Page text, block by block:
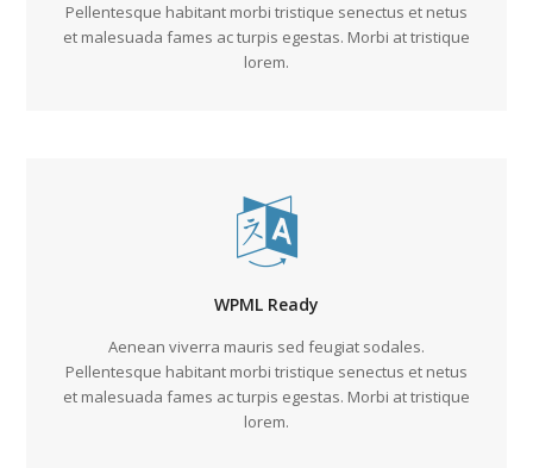
Pellentesque habitant morbi tristique senectus et netus
et malesuada fames ac turpis egestas. Morbi at tristique
lorem.
WPML Ready
Aenean viverra mauris sed feugiat sodales.
Pellentesque habitant morbi tristique senectus et netus
et malesuada fames ac turpis egestas. Morbi at tristique
lorem.